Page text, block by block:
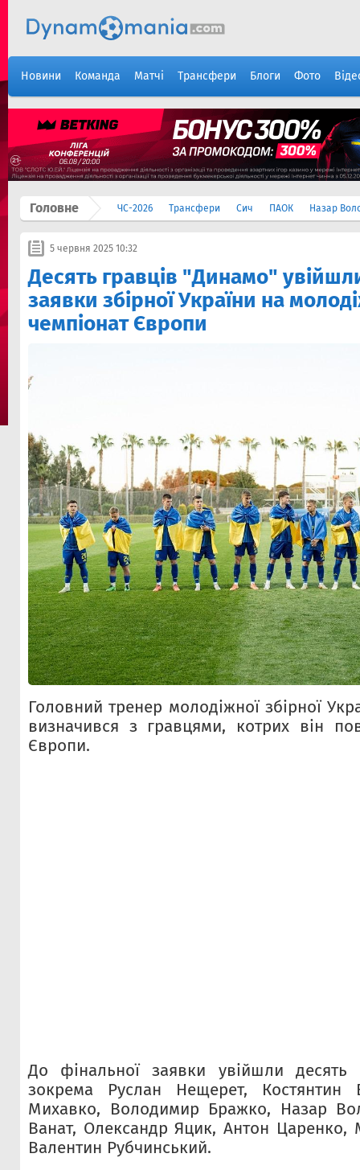
Новини Команда Матчі Трансфери Блоги Фото
Головне ЧС-2026 Трансфери Сич ПАОК Назар
5 червня 2025 10:32
Десять гравців "Динамо"
заявки збірної України на
чемпіонат Європи
Головний тренер молодіжної збірної
визначився з гравцями, котрих він
Європи.
До фінальної заявки увійшли десять
зокрема Руслан Нещерет, Костянтин
Михавко, Володимир Бражко, Назар
Ванат, Олександр Яцик, Антон Царенко,
Валентин Рубчинський.